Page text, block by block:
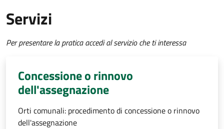
Servizi
Per presentare la pratica accedi al servizio che ti interessa
Concessione o rinnovo
dell'assegnazione
Orti comunali: procedimento di concessione o rinnovo
dell'assegnazione